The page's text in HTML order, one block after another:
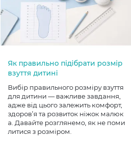
Як правильно підібрати розмір
взуття дитині
Вибір правильного розміру взуття
для дитини — важливе завдання,
адже від цього залежить комфорт,
здоров’я та розвиток ніжок малюк
а. Давайте розглянемо, як не поми
литися з розміром.